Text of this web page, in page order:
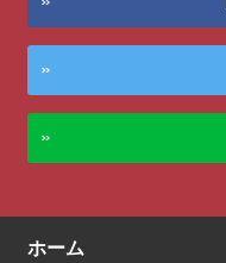
ホーム